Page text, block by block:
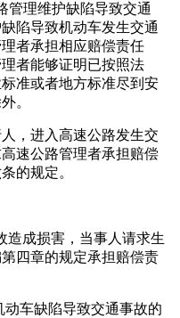
管理维护缺陷导致交通
陷导致机动车发生交通
者承担相应赔偿责任
者能够证明已按照法
准或者地方标准尽到安
。
，进入高速公路发生交
速公路管理者承担赔偿
的规定。
造成损害，当事人请求生
四章的规定承担赔偿责
动车缺陷导致交通事故的